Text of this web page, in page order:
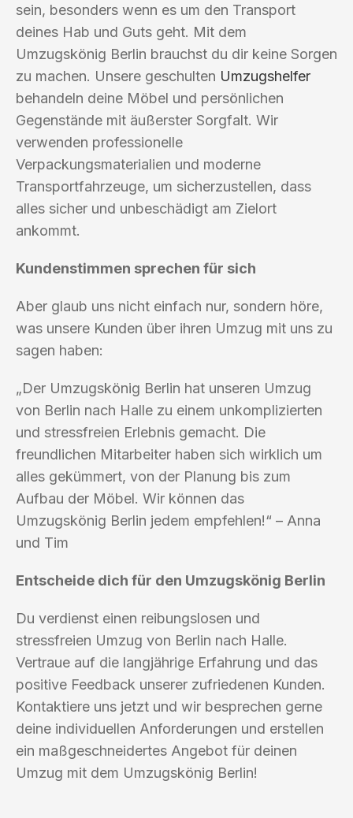
sein, besonders wenn es um den Transport
deines Hab und Guts geht. Mit dem
Umzugskönig Berlin brauchst du dir keine Sorgen
zu machen. Unsere geschulten Umzugshelfer
behandeln deine Möbel und persönlichen
Gegenstände mit äußerster Sorgfalt. Wir
verwenden professionelle
Verpackungsmaterialien und moderne
Transportfahrzeuge, um sicherzustellen, dass
alles sicher und unbeschädigt am Zielort
ankommt.
Kundenstimmen sprechen für sich
Aber glaub uns nicht einfach nur, sondern höre,
was unsere Kunden über ihren Umzug mit uns zu
sagen haben:
„Der Umzugskönig Berlin hat unseren Umzug
von Berlin nach Halle zu einem unkomplizierten
und stressfreien Erlebnis gemacht. Die
freundlichen Mitarbeiter haben sich wirklich um
alles gekümmert, von der Planung bis zum
Aufbau der Möbel. Wir können das
Umzugskönig Berlin jedem empfehlen!“ – Anna
und Tim
Entscheide dich für den Umzugskönig Berlin
Du verdienst einen reibungslosen und
stressfreien Umzug von Berlin nach Halle.
Vertraue auf die langjährige Erfahrung und das
positive Feedback unserer zufriedenen Kunden.
Kontaktiere uns jetzt und wir besprechen gerne
deine individuellen Anforderungen und erstellen
ein maßgeschneidertes Angebot für deinen
Umzug mit dem Umzugskönig Berlin!